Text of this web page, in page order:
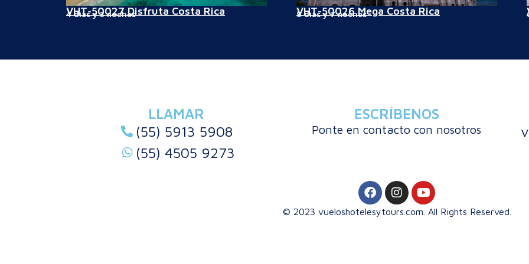
VHT-50027 Disfruta Costa Rica
4 días y 3 noches VHT-50026 Mega Costa Rica
8 días y 7 noches
LLAMAR
(55) 5913 5908
(55) 4505 9273
ESCRÍBENOS
Ponte en contacto con nosotros
© 2023 vueloshotelesytours.com. All Rights Reserved.